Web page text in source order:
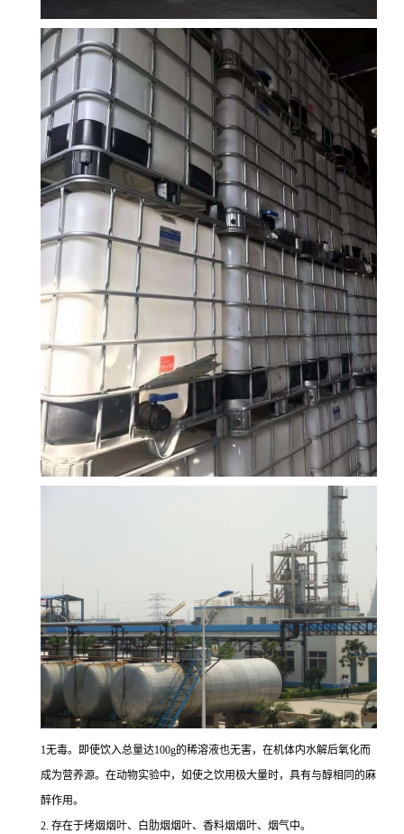
1无毒。即使饮入总量达100g的稀溶液也无害，在机体内水解后氧化而
成为营养源。在动物实验中，如使之饮用极大量时，具有与醇相同的麻
醉作用。
2. 存在于烤烟烟叶、白肋烟烟叶、香料烟烟叶、烟气中。